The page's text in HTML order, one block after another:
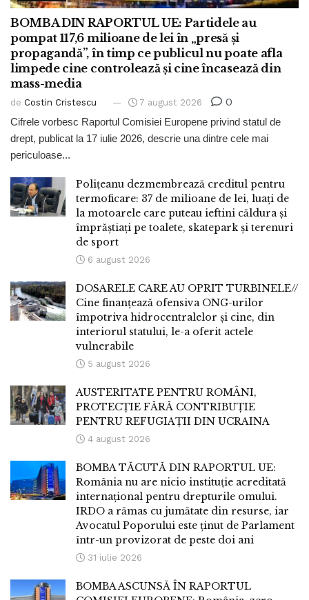
BOMBA DIN RAPORTUL UE: Partidele au
pompat 117,6 milioane de lei în „presă și
propagandă”, în timp ce publicul nu poate afla
limpede cine controlează și cine încasează din
mass-media
de Costin Cristescu 7 august 2026 0
Cifrele vorbesc Raportul Comisiei Europene privind statul de
drept, publicat la 17 iulie 2026, descrie una dintre cele mai
periculoase...
Polițeanu dezmembrează creditul pentru
termoficare: 37 de milioane de lei, luați de
la motoarele care puteau ieftini căldura și
împrăștiați pe toalete, skatepark și terenuri
de sport
6 august 2026
DOSARELE CARE AU OPRIT TURBINELE//
Cine finanțează ofensiva ONG-urilor
împotriva hidrocentralelor și cine, din
interiorul statului, le-a oferit actele
vulnerabile
5 august 2026
AUSTERITATE PENTRU ROMÂNI,
PROTECȚIE FĂRĂ CONTRIBUȚIE
PENTRU REFUGIAȚII DIN UCRAINA
4 august 2026
BOMBA TĂCUTĂ DIN RAPORTUL UE:
România nu are nicio instituție acreditată
internațional pentru drepturile omului.
IRDO a rămas cu jumătate din resurse, iar
Avocatul Poporului este ținut de Parlament
într-un provizorat de peste doi ani
31 iulie 2026
BOMBA ASCUNSĂ ÎN RAPORTUL